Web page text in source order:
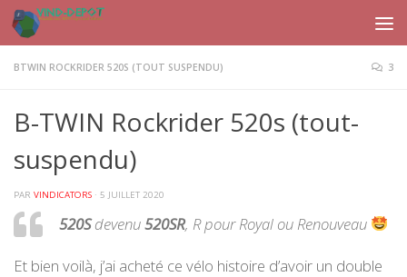
Skip to content
BTWIN ROCKRIDER 520S (TOUT SUSPENDU) 3
B-TWIN Rockrider 520s (tout-
suspendu)
PAR VINDICATORS · 5 JUILLET 2020
520Sdevenu520SR, R pour Royal ou Renouveau
Et bien voilà, j’ai acheté ce vélo histoire d’avoir un double